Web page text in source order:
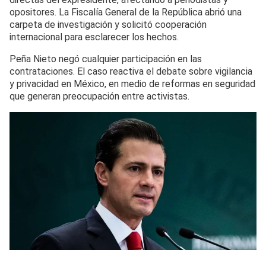
opositores. La Fiscalía General de la República abrió una
carpeta de investigación y solicitó cooperación
internacional para esclarecer los hechos.
Peña Nieto negó cualquier participación en las
contrataciones. El caso reactiva el debate sobre vigilancia
y privacidad en México, en medio de reformas en seguridad
que generan preocupación entre activistas.